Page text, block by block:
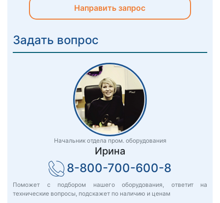
Направить запрос
Задать вопрос
Начальник отдела пром. оборудования
Ирина
8-800-700-600-8
Поможет с подбором нашего оборудования, ответит на
технические вопросы, подскажет по наличию и ценам